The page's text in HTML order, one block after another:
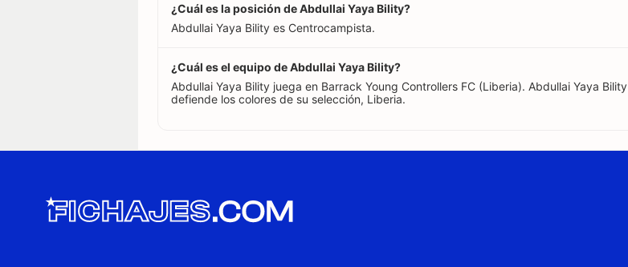
¿Cuál es la posición de Abdullai Yaya Bility?
Abdullai Yaya Bility es Centrocampista.
¿Cuál es el equipo de Abdullai Yaya Bility?
Abdullai Yaya Bility juega en Barrack Young Controllers FC (Liberia). Abdullai Yaya Bility
defiende los colores de su selección, Liberia.